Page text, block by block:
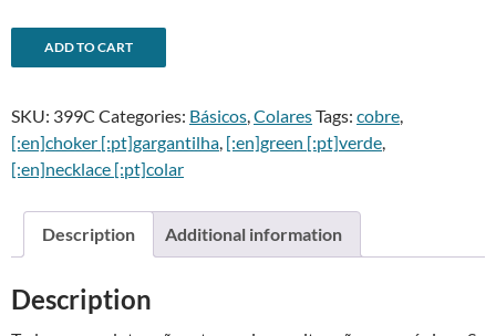
Gargantilha
verde
Green
choker
quantity
ADD TO CART
e
r
n
t
i
SKU: 399C Categories: Básicos,ColaresTags: cobre,
[:en]choker [:pt]gargantilha, [:en]green [:pt]verde,
[:en]necklace [:pt]colar
Description Additional information
Description